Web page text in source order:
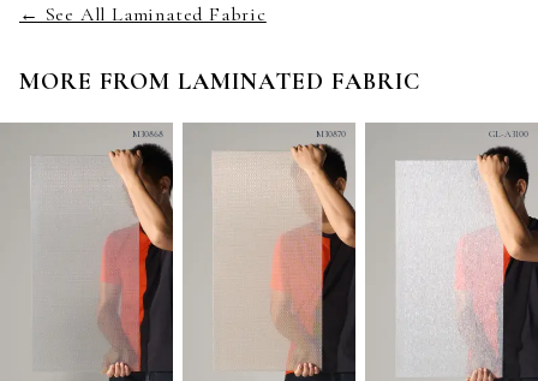
← See All Laminated Fabric
MORE FROM LAMINATED FABRIC
M30868 M30870 GL-A3100